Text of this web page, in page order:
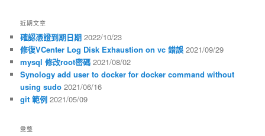
近期文章
確認憑證到期日期 2022/10/23
修復VCenter Log Disk Exhaustion on vc 錯誤 2021/09/29
mysql 修改root密碼 2021/08/02
Synology add user to docker for docker command without
using sudo 2021/06/16
git 範例 2021/05/09
彙整